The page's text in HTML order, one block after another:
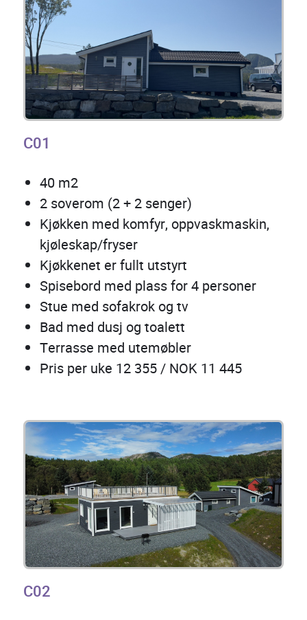
C01
40 m2
2 soverom (2 + 2 senger)
Kjøkken med komfyr, oppvaskmaskin,
kjøleskap/fryser
Kjøkkenet er fullt utstyrt
Spisebord med plass for 4 personer
Stue med sofakrok og tv
Bad med dusj og toalett
Terrasse med utemøbler
Pris per uke 12 355 / NOK 11 445
C02